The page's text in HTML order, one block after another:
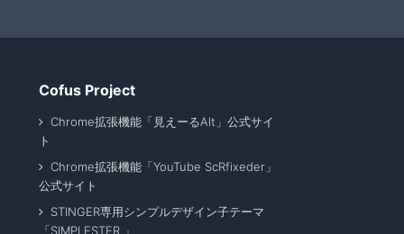
Cofus Project
Chrome拡張機能「見えーるAlt」公式サイ
ト
Chrome拡張機能「YouTube ScRfixeder」
公式サイト
STINGER専用シンプルデザイン子テーマ
「SIMPLESTER 」